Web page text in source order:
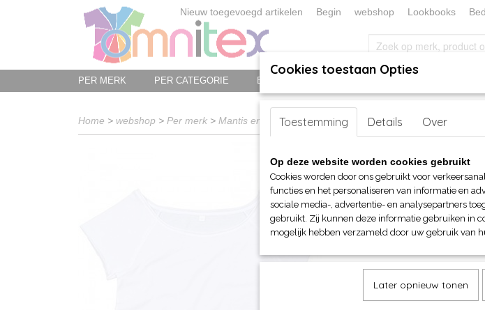
Nieuw toegevoegd artikelen Begin webshop Lookbooks
PER MERK PER CATEGORIE BED-, BAD-, KEUKEN EN TAFELLINNEN
Home > webshop > Per merk > Mantis en Babybugz>Voor haar >T-shirts > Mantis Flash
Mantis Flash
€ 14,95 (inclusief btw 21%)
Maat
Cookies toestaan Opties
Toestemming Details Over
Op deze website worden cookies gebruikt
Cookies worden door ons gebruikt voor
functies en het personaliseren van informatie en
sociale media-, advertentie- en analysepartners
gebruikt. Zij kunnen deze informatie gebruiken in
mogelijk hebben verzameld door uw gebruik van
Later opnieuw tonen